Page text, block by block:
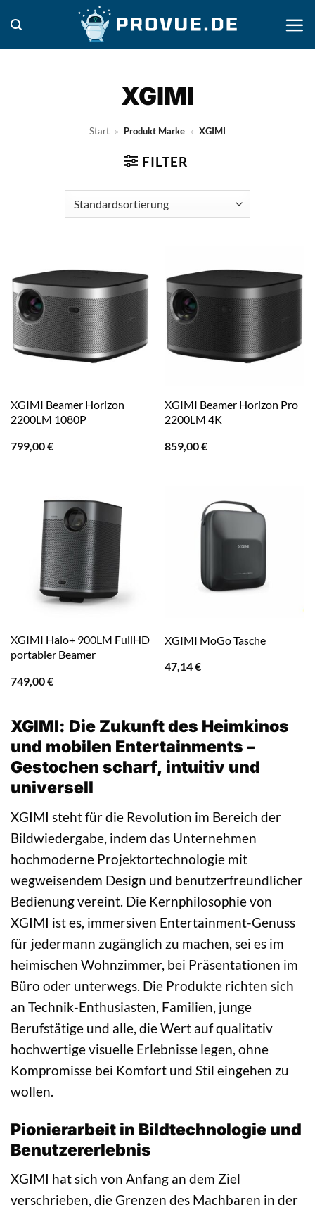
Inhalt
springen
XGIMI
Start » Produkt Marke » XGIMI
FILTER
XGIMI Beamer Horizon
2200LM 1080P
799,00€
XGIMI Beamer Horizon Pro
2200LM 4K
859,00€
XGIMI Halo+ 900LM FullHD
portabler Beamer
749,00€
XGIMI MoGo Tasche
47,14€
XGIMI: Die Zukunft des Heimkinos
und mobilen Entertainments –
Gestochen scharf, intuitiv und
universell
XGIMI steht für die Revolution im Bereich der
Bildwiedergabe, indem das Unternehmen
hochmoderne Projektortechnologie mit
wegweisendem Design und benutzerfreundlicher
Bedienung vereint. Die Kernphilosophie von
XGIMI ist es, immersiven Entertainment-Genuss
für jedermann zugänglich zu machen, sei es im
heimischen Wohnzimmer, bei Präsentationen im
Büro oder unterwegs. Die Produkte richten sich
an Technik-Enthusiasten, Familien, junge
Berufstätige und alle, die Wert auf qualitativ
hochwertige visuelle Erlebnisse legen, ohne
Kompromisse bei Komfort und Stil eingehen zu
wollen.
Pionierarbeit in Bildtechnologie und
Benutzererlebnis
XGIMI hat sich von Anfang an dem Ziel
verschrieben, die Grenzen des Machbaren in der